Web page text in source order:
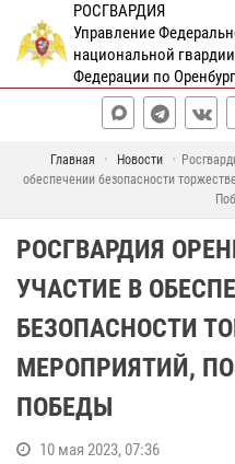
РОСГВАРДИЯ
Управление
национальной
Федерации по
Главная Новости
обеспечении безопасности
РОСГВАРДИЯ
УЧАСТИЕ В
БЕЗОПАСНОСТИ
МЕРОПРИЯТИЙ,
ПОБЕДЫ
10 мая 2023, 07:36